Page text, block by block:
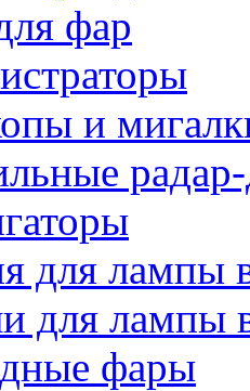
фар
и
для лампы
для лампы
фары